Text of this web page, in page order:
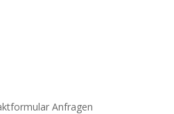
Anfragen